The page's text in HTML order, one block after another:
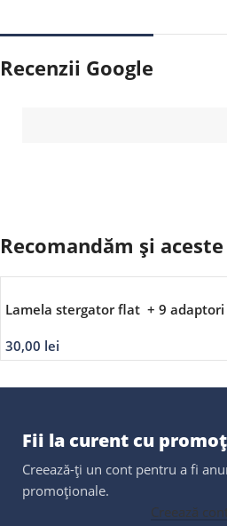
Recenzii Google
Recomandăm și
Lamela stergator flat + 9 adaptori
30,00 lei
Fii la curent cu
Creează-ți un cont pentru a fi
promoționale.
Creează